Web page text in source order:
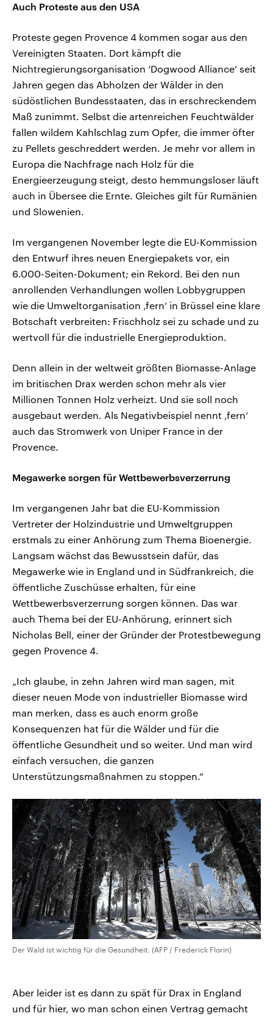
Auch Proteste aus den USA
Proteste gegen Provence 4 kommen sogar aus den
Vereinigten Staaten. Dort kämpft die
Nichtregierungsorganisation ‘Dogwood Alliance’ seit
Jahren gegen das Abholzen der Wälder in den
südöstlichen Bundesstaaten, das in erschreckendem
Maß zunimmt. Selbst die artenreichen Feuchtwälder
fallen wildem Kahlschlag zum Opfer, die immer öfter
zu Pellets geschreddert werden. Je mehr vor allem in
Europa die Nachfrage nach Holz für die
Energieerzeugung steigt, desto hemmungsloser läuft
auch in Übersee die Ernte. Gleiches gilt für Rumänien
und Slowenien.
Im vergangenen November legte die EU-Kommission
den Entwurf ihres neuen Energiepakets vor, ein
6.000-Seiten-Dokument; ein Rekord. Bei den nun
anrollenden Verhandlungen wollen Lobbygruppen
wie die Umweltorganisation ‚fern‘ in Brüssel eine klare
Botschaft verbreiten: Frischholz sei zu schade und zu
wertvoll für die industrielle Energieproduktion.
Denn allein in der weltweit größten Biomasse-Anlage
im britischen Drax werden schon mehr als vier
Millionen Tonnen Holz verheizt. Und sie soll noch
ausgebaut werden. Als Negativbeispiel nennt ‚fern‘
auch das Stromwerk von Uniper France in der
Provence.
Megawerke sorgen für Wettbewerbsverzerrung
Im vergangenen Jahr bat die EU-Kommission
Vertreter der Holzindustrie und Umweltgruppen
erstmals zu einer Anhörung zum Thema Bioenergie.
Langsam wächst das Bewusstsein dafür, das
Megawerke wie in England und in Südfrankreich, die
öffentliche Zuschüsse erhalten, für eine
Wettbewerbsverzerrung sorgen können. Das war
auch Thema bei der EU-Anhörung, erinnert sich
Nicholas Bell, einer der Gründer der Protestbewegung
gegen Provence 4.
„Ich glaube, in zehn Jahren wird man sagen, mit
dieser neuen Mode von industrieller Biomasse wird
man merken, dass es auch enorm große
Konsequenzen hat für die Wälder und für die
öffentliche Gesundheit und so weiter. Und man wird
einfach versuchen, die ganzen
Unterstützungsmaßnahmen zu stoppen.“
Der Wald ist wichtig für die Gesundheit. (AFP / Frederick Florin)
Aber leider ist es dann zu spät für Drax in England
und für hier, wo man schon einen Vertrag gemacht